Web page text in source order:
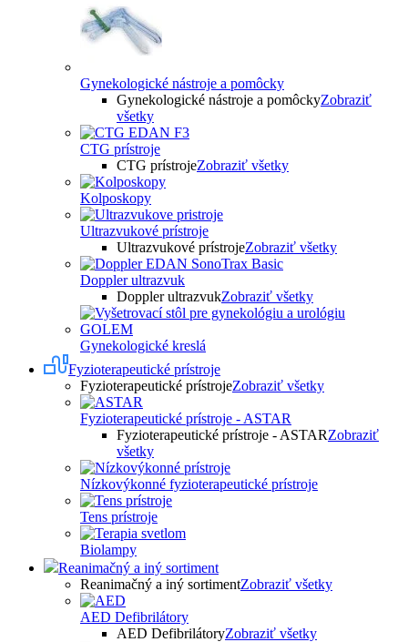
Gynekologické nástroje a pomôcky
Gynekologické nástroje a pomôckyZobraziť
všetky
CTG prístroje
CTG prístrojeZobraziť všetky
Kolposkopy
Ultrazvukové prístroje
Ultrazvukové prístrojeZobraziť všetky
Doppler ultrazvuk
Doppler ultrazvukZobraziť všetky
Gynekologické kreslá
Fyzioterapeutické prístroje
Fyzioterapeutické prístrojeZobraziť všetky
Fyzioterapeutické prístroje - ASTAR
Fyzioterapeutické prístroje - ASTARZobraziť
všetky
Nízkovýkonné fyzioterapeutické prístroje
Tens prístroje
Biolampy
Reanimačný a iný sortiment
Reanimačný a iný sortimentZobraziť všetky
AED Defibrilátory
AED DefibrilátoryZobraziť všetky